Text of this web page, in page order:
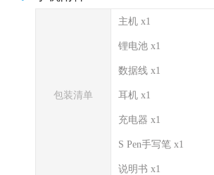
包装清单
主机 x1
锂电池 x1
数据线 x1
耳机 x1
充电器 x1
S Pen手写笔 x1
说明书 x1